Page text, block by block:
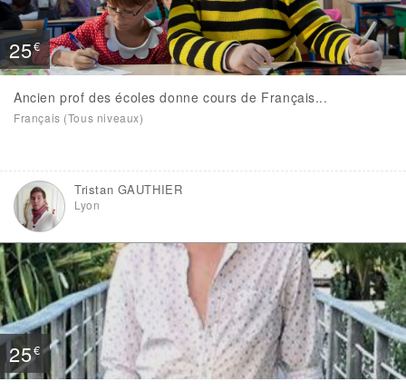
25€
Ancien prof des écoles donne cours de Français...
Français (Tous niveaux)
Tristan GAUTHIER
Lyon
25€